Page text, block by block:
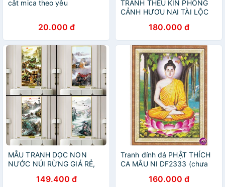
cắt mica theo yêu
20.000 đ
TRANH THÊU KÍN PHONG
CẢNH HƯƠU NAI TÀI LỘC
(150X70)180.000 đ
MẪU TRANH DỌC NON
NƯỚC NÚI RỪNG GIÁ RẺ,
149.400 đ
Tranh đính đá PHẬT THÍCH
CA MÂU NI DF2333 (chưa
160.000 đ